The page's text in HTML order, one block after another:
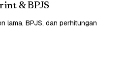
& BPJS
lama, BPJS, dan perhitungan